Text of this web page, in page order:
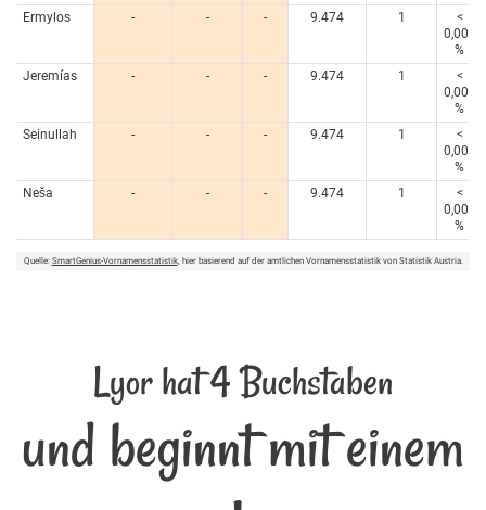
Ermylos
- - - 9.474 1
<
0,005
%
Jeremías
- - - 9.474 1
<
0,005
%
Seinullah
- - - 9.474 1
<
0,005
%
Neša
- - - 9.474 1
<
0,005
%
Quelle: SmartGenius-Vornamensstatistik, hier basierend auf der amtlichen Vornamensstatistik von Statistik Austria.
Lyor hat 4 Buchstaben
und beginnt mit einem